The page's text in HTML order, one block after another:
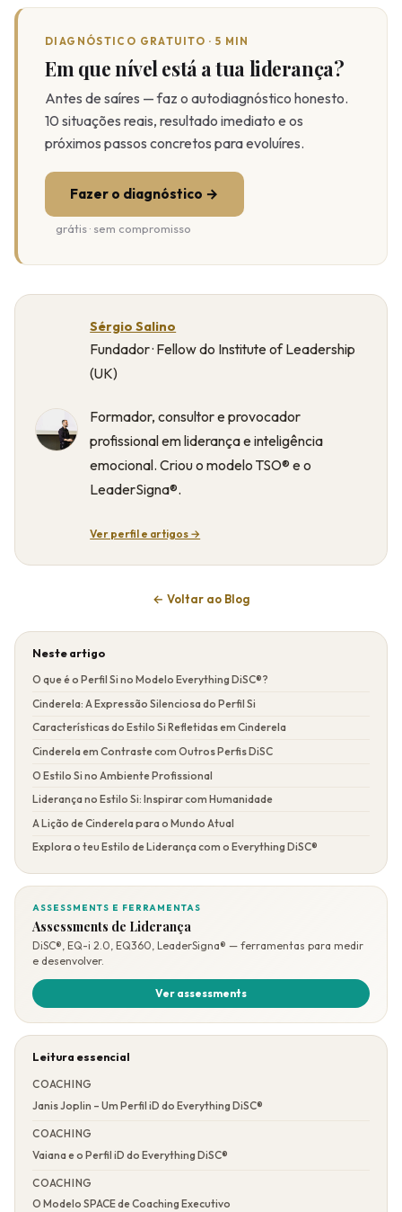
DIAGNÓSTICO GRATUITO · 5 MIN
Em que nível está a tua liderança?
Antes de saíres — faz o autodiagnóstico honesto.
10 situações reais, resultado imediato e os
próximos passos concretos para evoluíres.
Fazer o diagnóstico →
grátis · sem compromisso
Sérgio Salino
Fundador · Fellow do Institute of Leadership
(UK)
Formador, consultor e provocador
profissional em liderança e inteligência
emocional. Criou o modelo TSO® e o
LeaderSigna®.
Ver perfil e artigos →
← Voltar ao Blog
Neste artigo
O que é o Perfil Si no Modelo Everything DiSC®?
Cinderela: A Expressão Silenciosa do Perfil Si
Características do Estilo Si Refletidas em Cinderela
Cinderela em Contraste com Outros Perfis DiSC
O Estilo Si no Ambiente Profissional
Liderança no Estilo Si: Inspirar com Humanidade
A Lição de Cinderela para o Mundo Atual
Explora o teu Estilo de Liderança com o Everything DiSC®
ASSESSMENTS E FERRAMENTAS
Assessments de Liderança
DiSC®, EQ-i 2.0, EQ360, LeaderSigna® — ferramentas para medir
e desenvolver.
Ver assessments
Leitura essencial
COACHING
Janis Joplin – Um Perfil iD do Everything DiSC®
COACHING
Vaiana e o Perfil iD do Everything DiSC®
COACHING
O Modelo SPACE de Coaching Executivo